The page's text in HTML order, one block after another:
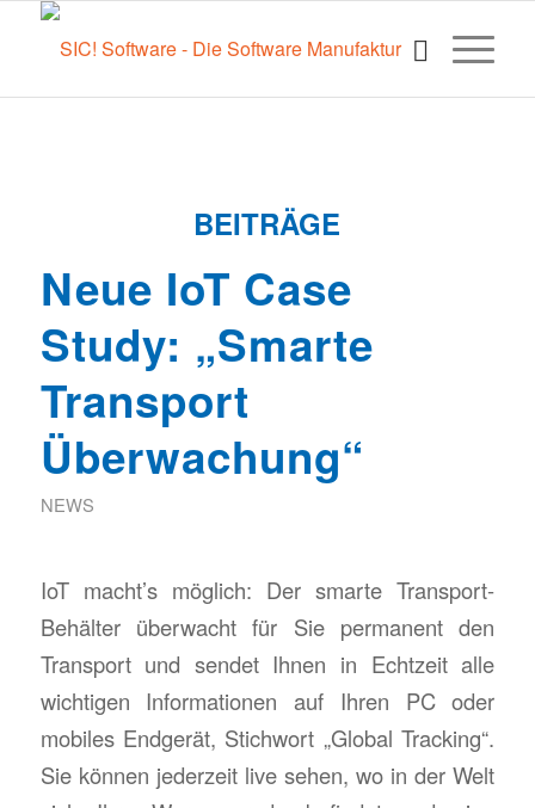
BEITRÄGE
Neue IoT Case
Study: „Smarte
Transport
Überwachung“
NEWS
IoT macht’s möglich: Der smarte Transport-
Behälter überwacht für Sie permanent den
Transport und sendet Ihnen in Echtzeit alle
wichtigen Informationen auf Ihren PC oder
mobiles Endgerät, Stichwort „Global Tracking“.
Sie können jederzeit live sehen, wo in der Welt